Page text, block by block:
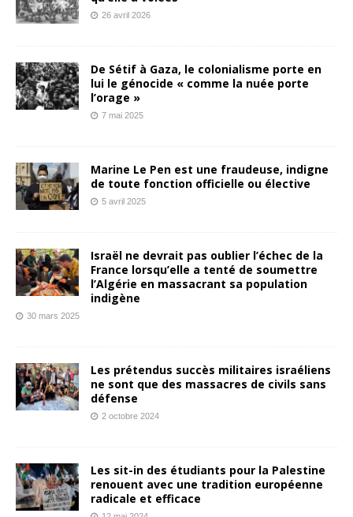
26 avril 2026
De Sétif à Gaza, le colonialisme porte en
lui le génocide « comme la nuée porte
l’orage »
7 mai 2025
Marine Le Pen est une fraudeuse, indigne
de toute fonction officielle ou élective
5 avril 2025
Israël ne devrait pas oublier l’échec de la
France lorsqu’elle a tenté de soumettre
l’Algérie en massacrant sa population
indigène
30 mars 2025
Les prétendus succès militaires israéliens
ne sont que des massacres de civils sans
défense
2 octobre 2024
Les sit-in des étudiants pour la Palestine
renouent avec une tradition européenne
radicale et efficace